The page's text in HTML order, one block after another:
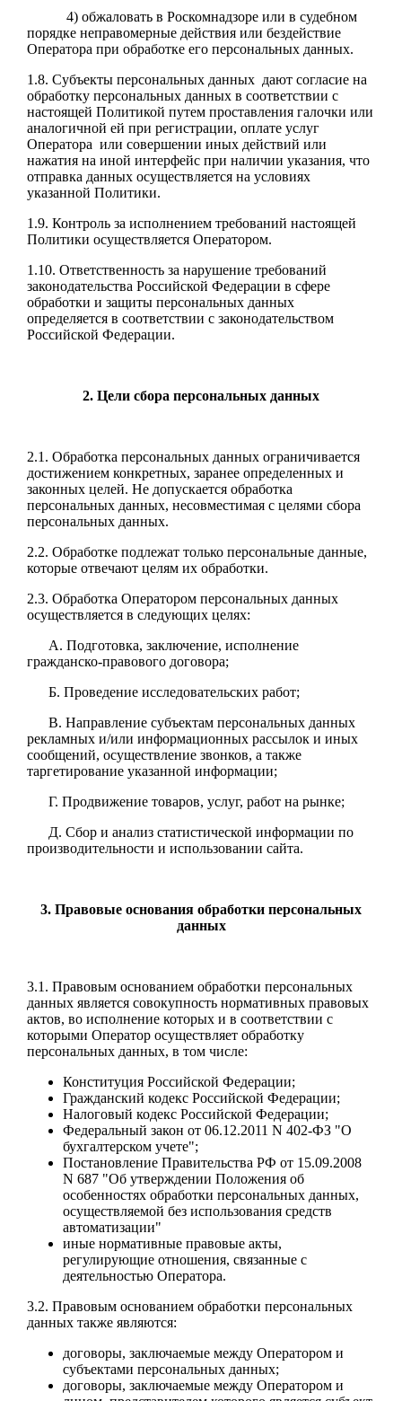
4) обжаловать в Роскомнадзоре или в судебном
порядке неправомерные действия или бездействие
Оператора при обработке его персональных данных.
1.8. Субъекты персональных данных дают согласие на
обработку персональных данных в соответствии с
настоящей Политикой путем проставления галочки или
аналогичной ей при регистрации, оплате услуг
Оператора или совершении иных действий или
нажатия на иной интерфейс при наличии указания, что
отправка данных осуществляется на условиях
указанной Политики.
1.9. Контроль за исполнением требований настоящей
Политики осуществляется Оператором.
1.10. Ответственность за нарушение требований
законодательства Российской Федерации в сфере
обработки и защиты персональных данных
определяется в соответствии с законодательством
Российской Федерации.
2. Цели сбора персональных данных
2.1. Обработка персональных данных ограничивается
достижением конкретных, заранее определенных и
законных целей. Не допускается обработка
персональных данных, несовместимая с целями сбора
персональных данных.
2.2. Обработке подлежат только персональные данные,
которые отвечают целям их обработки.
2.3. Обработка Оператором персональных данных
осуществляется в следующих целях:
А. Подготовка, заключение, исполнение
гражданско-правового договора;
Б. Проведение исследовательских работ;
В. Направление субъектам персональных данных
рекламных и/или информационных рассылок и иных
сообщений, осуществление звонков, а также
таргетирование указанной информации;
Г. Продвижение товаров, услуг, работ на рынке;
Д. Сбор и анализ статистической информации по
производительности и использовании сайта.
3. Правовые основания обработки персональных
данных
3.1. Правовым основанием обработки персональных
данных является совокупность нормативных правовых
актов, во исполнение которых и в соответствии с
которыми Оператор осуществляет обработку
персональных данных, в том числе:
Конституция Российской Федерации;
Гражданский кодекс Российской Федерации;
Налоговый кодекс Российской Федерации;
Федеральный закон от 06.12.2011 N 402-ФЗ "О
бухгалтерском учете";
Постановление Правительства РФ от 15.09.2008
N 687 "Об утверждении Положения об
особенностях обработки персональных данных,
осуществляемой без использования средств
автоматизации"
иные нормативные правовые акты,
регулирующие отношения, связанные с
деятельностью Оператора.
3.2. Правовым основанием обработки персональных
данных также являются:
договоры, заключаемые между Оператором и
субъектами персональных данных;
договоры, заключаемые между Оператором и